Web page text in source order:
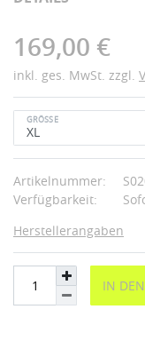
169,00 €
inkl. ges. MwSt. zzgl.
GRÖSSE
Artikelnummer:
Verfügbarkeit:
Herstellerangaben
IN